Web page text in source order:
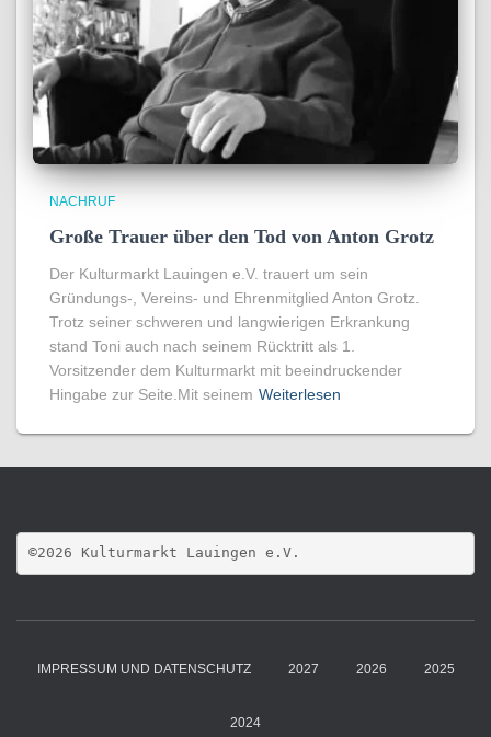
NACHRUF
Große Trauer über den Tod von Anton Grotz
Der Kulturmarkt Lauingen e.V. trauert um sein
Gründungs-, Vereins- und Ehrenmitglied Anton Grotz.
Trotz seiner schweren und langwierigen Erkrankung
stand Toni auch nach seinem Rücktritt als 1.
Vorsitzender dem Kulturmarkt mit beeindruckender
Hingabe zur Seite.Mit seinem Weiterlesen
©2026 Kulturmarkt Lauingen e.V.
IMPRESSUM UND DATENSCHUTZ 2027 2026 2025
2024